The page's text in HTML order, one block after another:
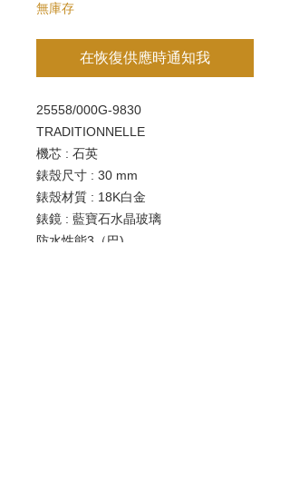
無庫存
在恢復供應時通知我
25558/000G-9830
TRADITIONNELLE
機芯 : 石英
錶殼尺寸 : 30 mm
錶殼材質 : 18K白金
錶鏡 : 藍寶石水晶玻璃
防水性能3（巴)